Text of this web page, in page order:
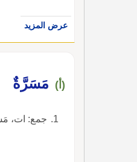
عرض المزيد
(أ) مَسَرَّةٌ
جمع: ات،